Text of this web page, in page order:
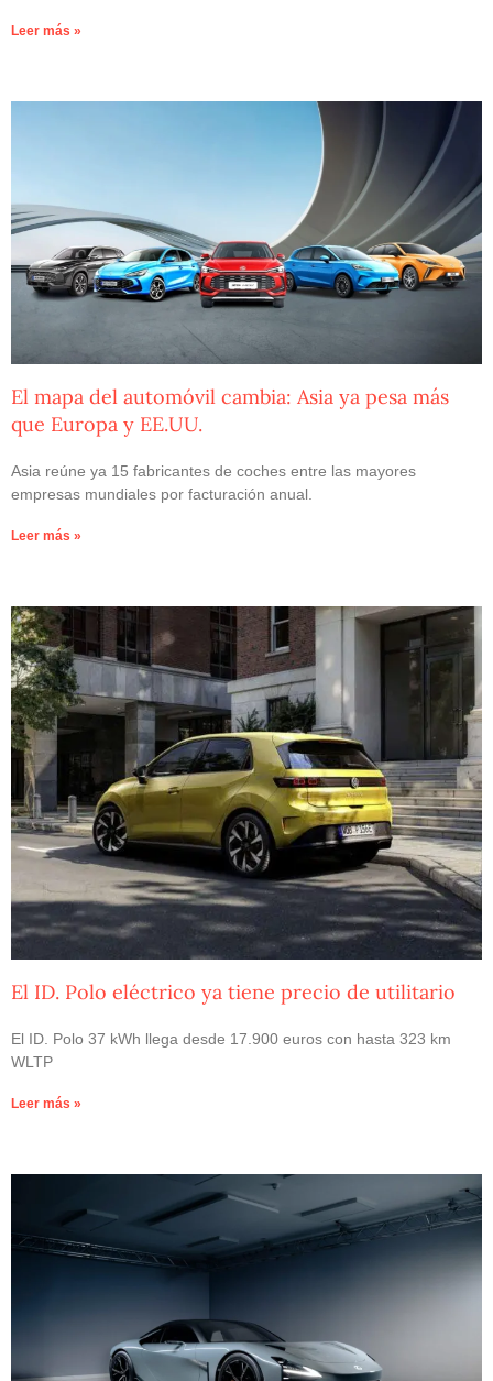
Leer más »
El mapa del automóvil cambia: Asia ya pesa más
que Europa y EE.UU.
Asia reúne ya 15 fabricantes de coches entre las mayores
empresas mundiales por facturación anual.
Leer más »
El ID. Polo eléctrico ya tiene precio de utilitario
El ID. Polo 37 kWh llega desde 17.900 euros con hasta 323 km
WLTP
Leer más »